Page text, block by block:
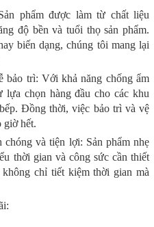
phẩm được làm từ chất liệu
độ bền và tuổi thọ sản phẩm.
biến dạng, chúng tôi mang lại
bảo trì: Với khả năng chống ẩm
lựa chọn hàng đầu cho các khu
Đồng thời, việc bảo trì và vệ
giờ hết.
và tiện lợi: Sản phẩm nhẹ
thời gian và công sức cần thiết
chỉ tiết kiệm thời gian mà